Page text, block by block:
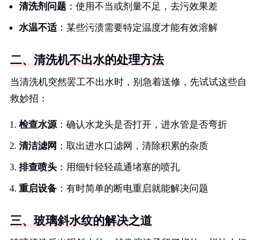
清洗剂问题 ：使用不当或剂量不足，去污效果差
水温不适 ：某些污渍需要特定温度才能有效溶解
二、清洗机不出水的处理方法
当清洗机突然罢工不出水时，别急着送修，先试试这些自
救妙招：
检查水源 ：确认水龙头是否打开，进水管是否弯折
清洁滤网 ：取出进水口滤网，清除积累的杂质
排查喷头 ：用细针轻轻疏通堵塞的喷孔
重启设备 ：有时简单的断电重启就能解决问题
三、玻璃斜水纹的解决之道